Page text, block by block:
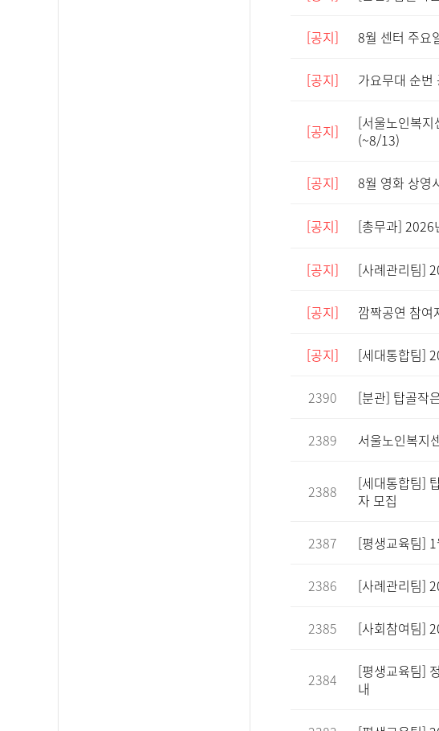
[공지] 8월 센터 주요
[공지] 가요무대 순
[공지]
[서울노인복지
(~8/13)
[공지] 8월 영화 상영
[공지] [총무과] 2026
[공지] [사례관리팀]
[공지] 깜짝공연 참여
[공지] [세대통합팀]
2390 [분관] 탑골작
2389 서울노인복지
2388
[세대통합팀]
자 모집
2387 [평생교육팀]
2386 [사례관리팀]
2385 [사회참여팀]
2384
[평생교육팀]
내